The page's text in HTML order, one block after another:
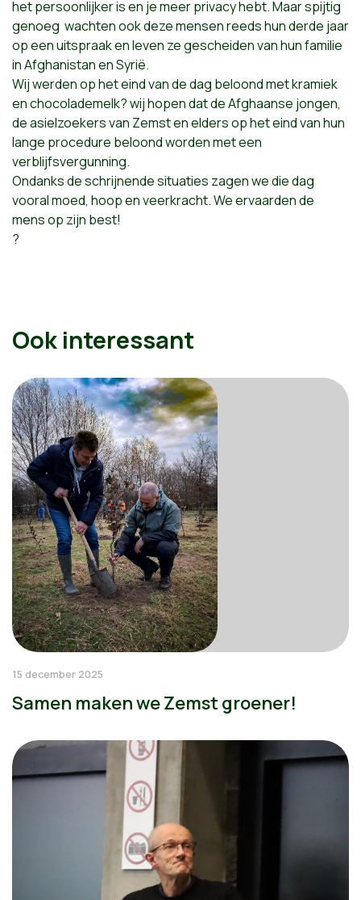
het persoonlijker is en je meer privacy hebt. Maar spijtig
genoeg wachten ook deze mensen reeds hun derde jaar
op een uitspraak en leven ze gescheiden van hun familie
in Afghanistan en Syrië.
Wij werden op het eind van de dag beloond met kramiek
en chocolademelk? wij hopen dat de Afghaanse jongen,
de asielzoekers van Zemst en elders op het eind van hun
lange procedure beloond worden met een
verblijfsvergunning.
Ondanks de schrijnende situaties zagen we die dag
vooral moed, hoop en veerkracht. We ervaarden de
mens op zijn best!
?
Ook interessant
15 december 2025
Samen maken we Zemst groener!